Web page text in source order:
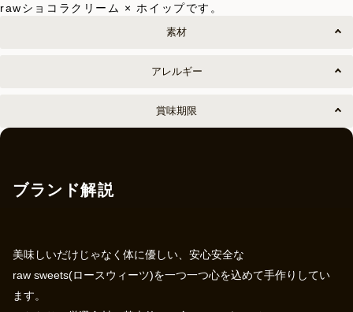
rawショコラクリーム × ホイップです。
素材
アレルギー
賞味期限
ブランド解説
美味しいだけじゃなく体に優しい、安心安全な
raw sweets(ロースウィーツ)を一つ一つ心を込めて手作りしてい
ます。